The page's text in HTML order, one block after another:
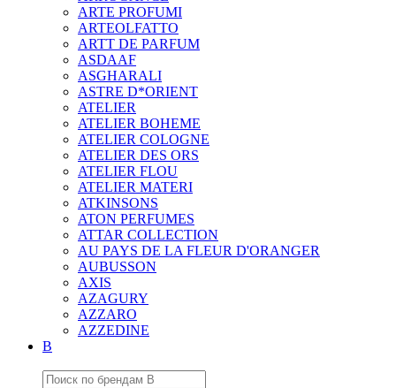
ARTE PROFUMI
ARTEOLFATTO
ARTT DE PARFUM
ASDAAF
ASGHARALI
ASTRE D*ORIENT
ATELIER
ATELIER BOHEME
ATELIER COLOGNE
ATELIER DES ORS
ATELIER FLOU
ATELIER MATERI
ATKINSONS
ATON PERFUMES
ATTAR COLLECTION
AU PAYS DE LA FLEUR D'ORANGER
AUBUSSON
AXIS
AZAGURY
AZZARO
AZZEDINE
B